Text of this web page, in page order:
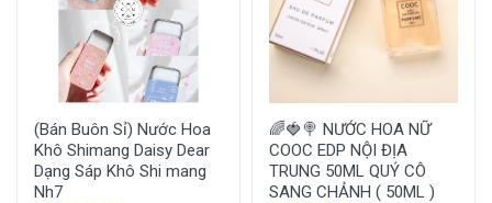
(Bán Buôn Sỉ) Nước Hoa
Khô Shimang Daisy Dear
Dạng Sáp Khô Shi mang
Nh7
🌈🍓🍭 NƯỚC HOA NỮ
COOC EDP NỘI ĐỊA
TRUNG 50ML QUÝ CÔ
SANG CHẢNH ( 50ML )